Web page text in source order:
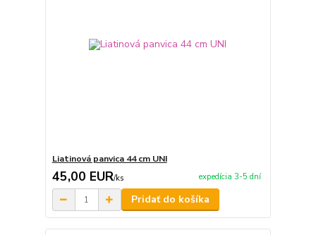
Liatinová panvica 44 cm UNI
45,00 EUR/ks expedícia 3-5 dní
Pridať do košíka